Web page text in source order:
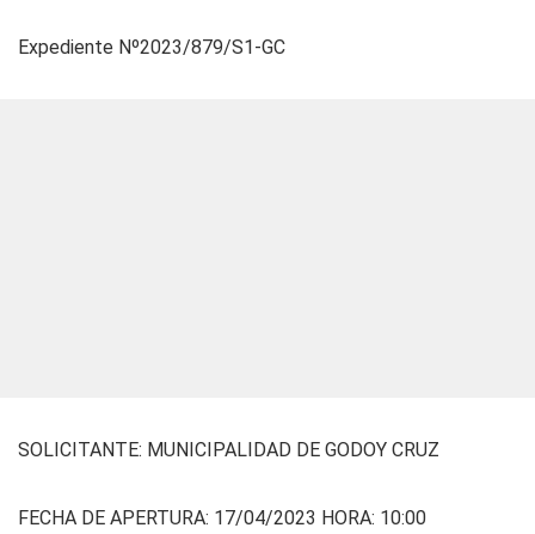
Expediente Nº2023/879/S1-GC
SOLICITANTE: MUNICIPALIDAD DE GODOY CRUZ
FECHA DE APERTURA: 17/04/2023 HORA: 10:00